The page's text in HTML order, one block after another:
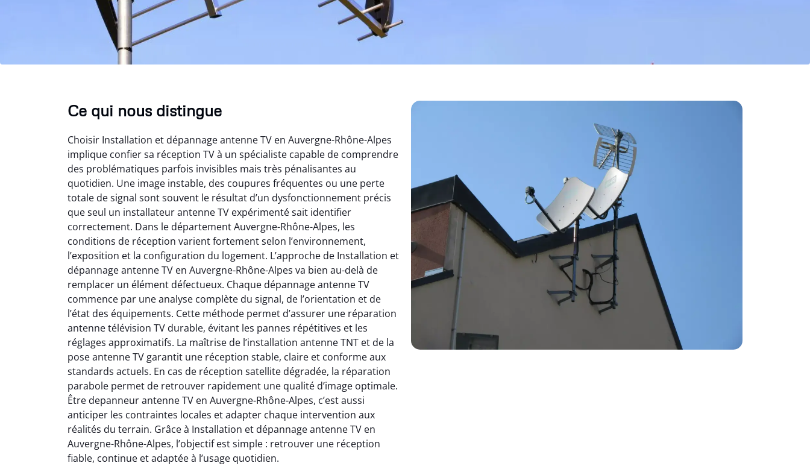
Ce qui nous distingue
Choisir Installation et dépannage antenne TV en Auvergne-Rhône-Alpes
implique confier sa réception TV à un spécialiste capable de comprendre
des problématiques parfois invisibles mais très pénalisantes au
quotidien. Une image instable, des coupures fréquentes ou une perte
totale de signal sont souvent le résultat d’un dysfonctionnement précis
que seul un installateur antenne TV expérimenté sait identifier
correctement. Dans le département Auvergne-Rhône-Alpes, les
conditions de réception varient fortement selon l’environnement,
l’exposition et la configuration du logement. L’approche de Installation et
dépannage antenne TV en Auvergne-Rhône-Alpes va bien au-delà de
remplacer un élément défectueux. Chaque dépannage antenne TV
commence par une analyse complète du signal, de l’orientation et de
l’état des équipements. Cette méthode permet d’assurer une réparation
antenne télévision TV durable, évitant les pannes répétitives et les
réglages approximatifs. La maîtrise de l’installation antenne TNT et de la
pose antenne TV garantit une réception stable, claire et conforme aux
standards actuels. En cas de réception satellite dégradée, la réparation
parabole permet de retrouver rapidement une qualité d’image optimale.
Être depanneur antenne TV en Auvergne-Rhône-Alpes, c’est aussi
anticiper les contraintes locales et adapter chaque intervention aux
réalités du terrain. Grâce à Installation et dépannage antenne TV en
Auvergne-Rhône-Alpes, l’objectif est simple : retrouver une réception
fiable, continue et adaptée à l’usage quotidien.